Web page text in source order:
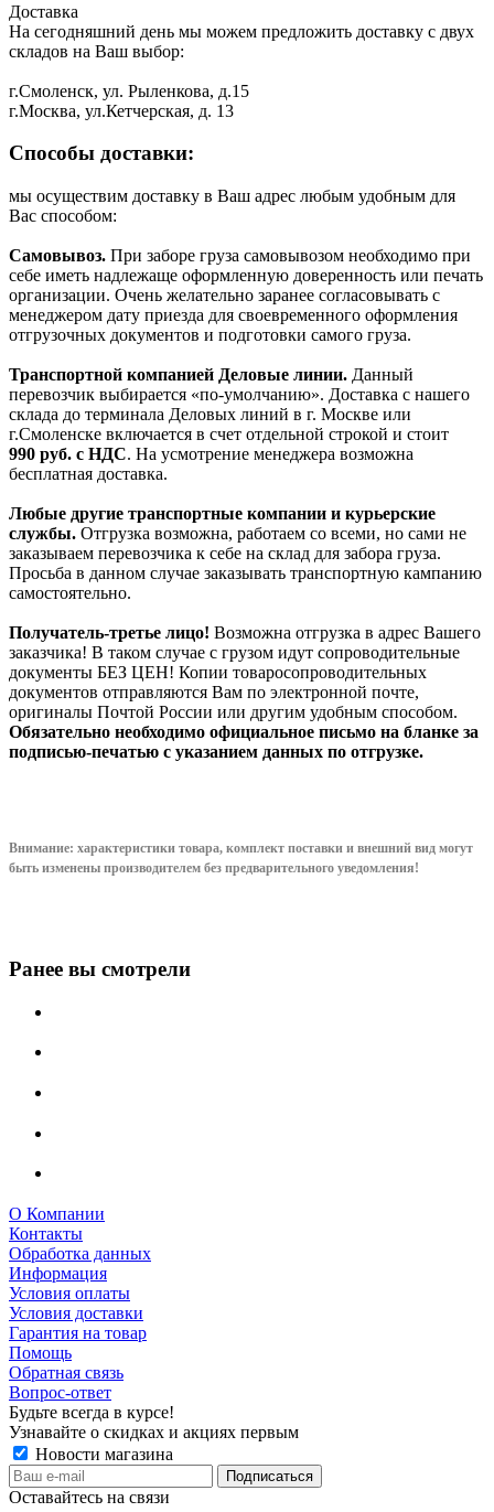
Доставка
На сегодняшний день мы можем предложить доставку с двух
складов на Ваш выбор:
г.Смоленск, ул. Рыленкова, д.15
г.Москва, ул.Кетчерская, д. 13
Способы доставки:
мы осуществим доставку в Ваш адрес любым удобным для
Вас способом:
Самовывоз. При заборе груза самовывозом необходимо при
себе иметь надлежаще оформленную доверенность или печать
организации. Очень желательно заранее согласовывать с
менеджером дату приезда для своевременного оформления
отгрузочных документов и подготовки самого груза.
Транспортной компанией Деловые линии. Данный
перевозчик выбирается «по-умолчанию». Доставка с нашего
склада до терминала Деловых линий в г. Москве или
г.Смоленске включается в счет отдельной строкой и стоит
990 руб. с НДС. На усмотрение менеджера возможна
бесплатная доставка.
Любые другие транспортные компании и курьерские
службы. Отгрузка возможна, работаем со всеми, но сами не
заказываем перевозчика к себе на склад для забора груза.
Просьба в данном случае заказывать транспортную кампанию
самостоятельно.
Получатель-третье лицо! Возможна отгрузка в адрес Вашего
заказчика! В таком случае с грузом идут сопроводительные
документы БЕЗ ЦЕН! Копии товаросопроводительных
документов отправляются Вам по электронной почте,
оригиналы Почтой России или другим удобным способом.
Обязательно необходимо официальное письмо на бланке за
подписью-печатью с указанием данных по отгрузке.
Внимание: характеристики товара, комплект поставки и внешний вид могут
быть изменены производителем без предварительного уведомления!
Ранее вы смотрели
О Компании
Контакты
Обработка данных
Информация
Условия оплаты
Условия доставки
Гарантия на товар
Помощь
Обратная связь
Вопрос-ответ
Будьте всегда в курсе!
Узнавайте о скидках и акциях первым
Новости магазина
Оставайтесь на связи